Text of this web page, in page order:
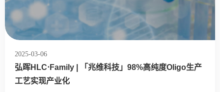
2025-03-06
弘晖HLC⋅Family | 「兆维科技」98%高纯度Oligo生产
工艺实现产业化